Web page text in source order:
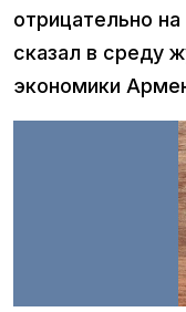
отрицательно
сказал в среду
экономики